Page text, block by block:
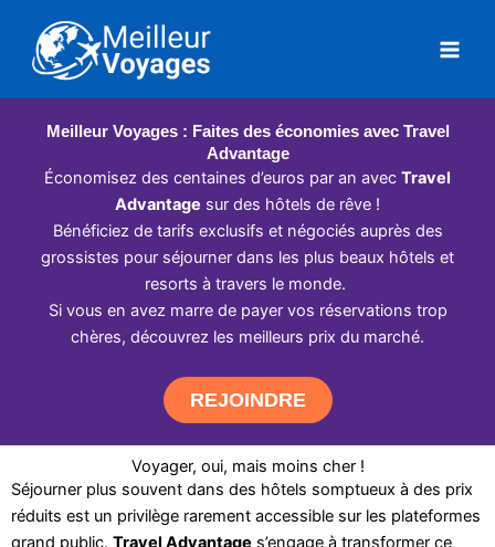
contenu
Meilleur Voyages : Faites des économies avec Travel
Advantage
Économisez des centaines d’euros par an avec Travel
Advantage sur des hôtels de rêve !
Bénéficiez de tarifs exclusifs et négociés auprès des
grossistes pour séjourner dans les plus beaux hôtels et
resorts à travers le monde.
Si vous en avez marre de payer vos réservations trop
chères, découvrez les meilleurs prix du marché.
REJOINDRE
Voyager, oui, mais moins cher !
Séjourner plus souvent dans des hôtels somptueux à des prix
réduits est un privilège rarement accessible sur les plateformes
grand public. Travel Advantage s’engage à transformer ce